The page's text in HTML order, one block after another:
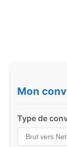
Mon
Type de